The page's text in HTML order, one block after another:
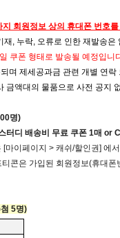
메가스터디
회원정보 상의 휴대폰 번호
, 누락, 오류로 인한 재발송
쿠폰 형태로 발송될 예정입니
며 제 세공과금 관련 개별 연락
금액대의 물품으로 사전 공지
명)
터디 배송비 무료 쿠폰 1매 or
마이페이지 > 캐쉬/할인권] 에
콘은 가입된 회원정보(휴대폰
5명)